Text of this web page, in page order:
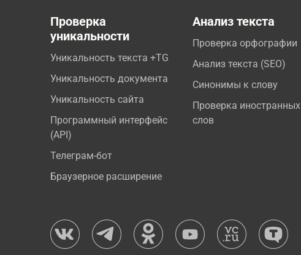
Проверка
уникальности
Уникальность текста +TG
Уникальность документа
Уникальность сайта
Программный интерфейс
(API)
Телеграм-бот
Браузерное расширение
Анализ текста
Проверка орфографии
Анализ текста (SEO)
Синонимы к слову
Проверка иностранных
слов